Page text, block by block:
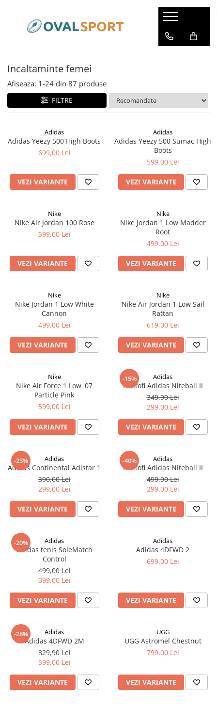
Femei
Incaltaminte
Barbati
Incaltaminte
Incaltaminte femei
Afiseaza: 1-24 din 87 produse
FILTRE
Adidas
Adidas Yeezy 500 High Boots
699,00 Lei
VEZI VARIANTE
Adidas
Adidas Yeezy 500 Sumac High
Boots
599,00 Lei
VEZI VARIANTE
Nike
Nike Air Jordan 100 Rose
599,00 Lei
VEZI VARIANTE
Nike
Nike Jordan 1 Low Madder
Root
499,00 Lei
VEZI VARIANTE
Nike
Nike Jordan 1 Low White
Cannon
499,00 Lei
VEZI VARIANTE
Nike
Nike Air Jordan 1 Low Sail
Rattan
619,00 Lei
VEZI VARIANTE
Nike
Nike Air Force 1 Low '07
Particle Pink
599,00 Lei
VEZI VARIANTE
-15% Adidas
Pantofi Adidas Niteball II
349,90 Lei
299,00 Lei
VEZI VARIANTE
-23% Adidas
Adidas Continental Adistar 1
390,00 Lei
299,00 Lei
VEZI VARIANTE
-40% Adidas
Pantofi Adidas Niteball II
499,90 Lei
299,00 Lei
VEZI VARIANTE
-20% Adidas
Adidas tenis SoleMatch
Control
499,00 Lei
399,00 Lei
VEZI VARIANTE
Adidas
Adidas 4DFWD 2
699,00 Lei
VEZI VARIANTE
-28% Adidas
Adidas 4DFWD 2M
829,90 Lei
599,00 Lei
VEZI VARIANTE
UGG
UGG Astromel Chestnut
799,00 Lei
VEZI VARIANTE